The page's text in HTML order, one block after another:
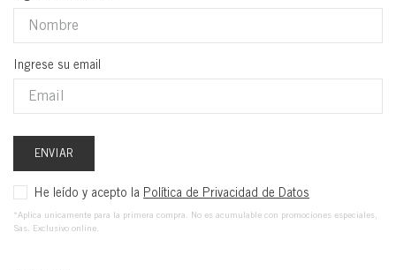
Ingrese su email
ENVIAR
He leído y acepto la Política de Privacidad de Datos
*Aplica unicamente para la primera compra. No es acumulable con promociones especiales,
Sas. Exclusivo online.